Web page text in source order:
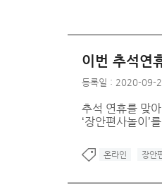
이번 추석연
등록일 : 2020-09-
추석 연휴를 맞
‘장안편사놀이’
온라인 장안